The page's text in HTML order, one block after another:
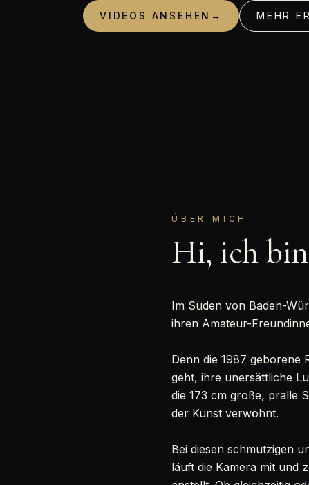
VIDEOS ANSEHEN → MEHR
ÜBER MICH
Hi, ich
Im Süden von Baden-
ihren Amateur-
Denn die 1987 geborene
geht, ihre unersättliche
die 173 cm große, pralle
der Kunst verwöhnt.
Bei diesen schmutzigen
läuft die Kamera mit und